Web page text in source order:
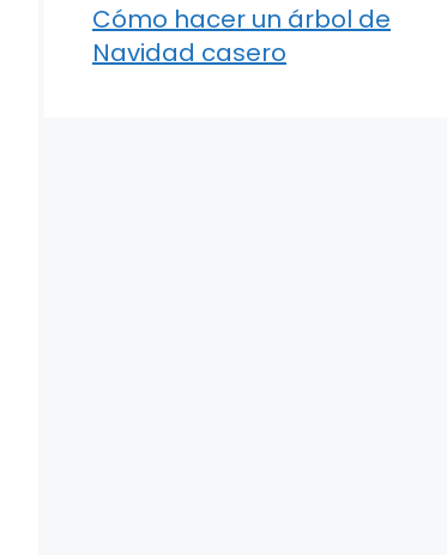
Cómo hacer un árbol de
Navidad casero